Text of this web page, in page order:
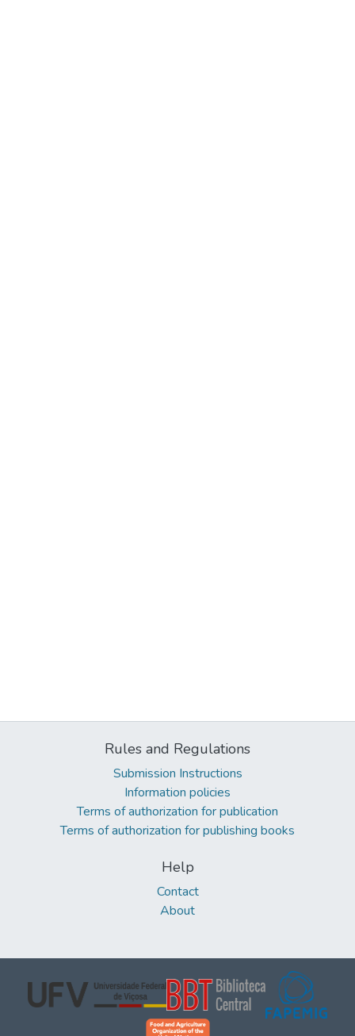
Rules and Regulations
Submission Instructions
Information policies
Terms of authorization for publication
Terms of authorization for publishing books
Help
Contact
About